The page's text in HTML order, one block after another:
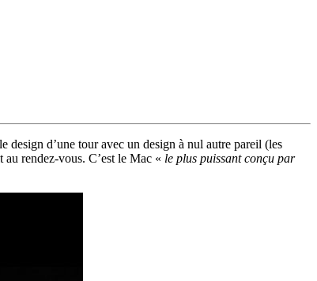
design d’une tour avec un design à nul autre pareil (les
rendez-vous. C’est le Mac « le plus puissant conçu par